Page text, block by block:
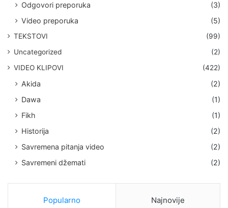
Odgovori preporuka
(3)
Video preporuka
(5)
TEKSTOVI
(99)
Uncategorized
(2)
VIDEO KLIPOVI
(422)
Akida
(2)
Dawa
(1)
Fikh
(1)
Historija
(2)
Savremena pitanja video
(2)
Savremeni džemati
(2)
Popularno Najnovije